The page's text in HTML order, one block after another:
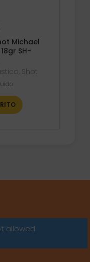
Michael
SH-
, Shot
allowed